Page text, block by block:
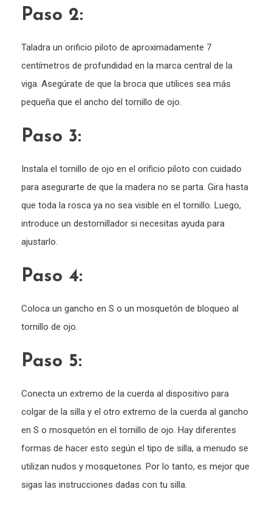
Paso 2:
Taladra un orificio piloto de aproximadamente 7
centímetros de profundidad en la marca central de la
viga. Asegúrate de que la broca que utilices sea más
pequeña que el ancho del tornillo de ojo.
Paso 3:
Instala el tornillo de ojo en el orificio piloto con cuidado
para asegurarte de que la madera no se parta. Gira hasta
que toda la rosca ya no sea visible en el tornillo. Luego,
introduce un destornillador si necesitas ayuda para
ajustarlo.
Paso 4:
Coloca un gancho en S o un mosquetón de bloqueo al
tornillo de ojo.
Paso 5:
Conecta un extremo de la cuerda al dispositivo para
colgar de la silla y el otro extremo de la cuerda al gancho
en S o mosquetón en el tornillo de ojo. Hay diferentes
formas de hacer esto según el tipo de silla, a menudo se
utilizan nudos y mosquetones. Por lo tanto, es mejor que
sigas las instrucciones dadas con tu silla.